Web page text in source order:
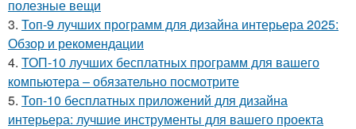
полезные вещи
3. Топ-9 лучших программ для дизайна интерьера 2025:
Обзор и рекомендации
4. ТОП-10 лучших бесплатных программ для вашего
компьютера – обязательно посмотрите
5. Топ-10 бесплатных приложений для дизайна
интерьера: лучшие инструменты для вашего проекта